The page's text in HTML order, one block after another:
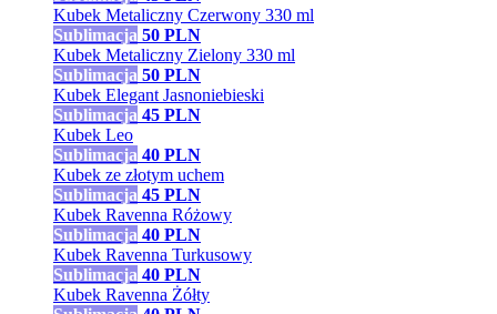
Kubek Metaliczny Czerwony 330 ml
Sublimacja 50 PLN
Kubek Metaliczny Zielony 330 ml
Sublimacja 50 PLN
Kubek Elegant Jasnoniebieski
Sublimacja 45 PLN
Kubek Leo
Sublimacja 40 PLN
Kubek ze złotym uchem
Sublimacja 45 PLN
Kubek Ravenna Różowy
Sublimacja 40 PLN
Kubek Ravenna Turkusowy
Sublimacja 40 PLN
Kubek Ravenna Żółty